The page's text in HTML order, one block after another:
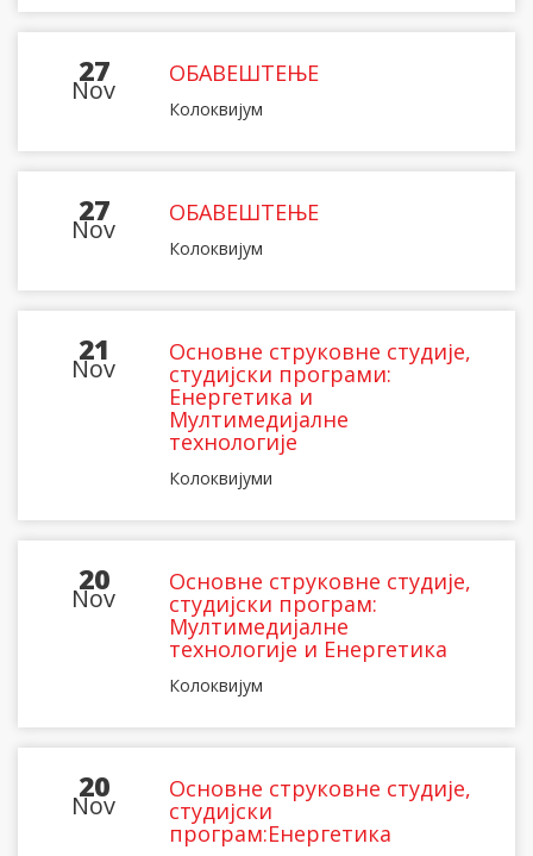
27
Nov
ОБАВЕШТЕЊЕ
Колоквијум
27
Nov
ОБАВЕШТЕЊЕ
Колоквијум
21
Nov
Основне струковне студије,
студијски програми:
Енергетика и
Мултимедијалне
технологије
Колоквијуми
20
Nov
Основне струковне студије,
студијски програм:
Мултимедијалне
технологије и Енергетика
Колоквијум
20
Nov
Основне струковне студије,
студијски
програм:Енергетика